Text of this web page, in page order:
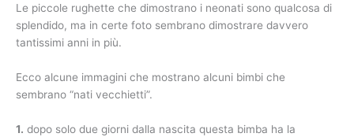
Le piccole rughette che dimostrano i neonati sono qualcosa di
splendido, ma in certe foto sembrano dimostrare davvero
tantissimi anni in più.
Ecco alcune immagini che mostrano alcuni bimbi che
sembrano “nati vecchietti”.
1. dopo solo due giorni dalla nascita questa bimba ha la